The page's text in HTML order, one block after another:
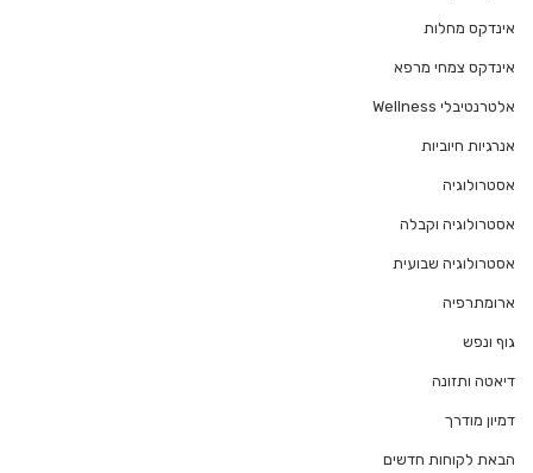
אינדקס מחלות
אינדקס צמחי מרפא
אלטרנטיבלי Wellness
אנרגיות חיוביות
אסטרולוגיה
אסטרולוגיה וקבלה
אסטרולוגיה שבועית
ארומתרפיה
גוף ונפש
דיאטה ותזונה
דמיון מודרך
הבאת לקוחות חדשים